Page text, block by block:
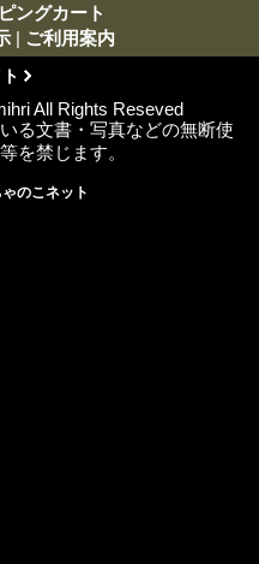
ングカート
| ご利用案内
All Rights Reseved
る文書・写真などの無断使
を禁じます。
のこネット